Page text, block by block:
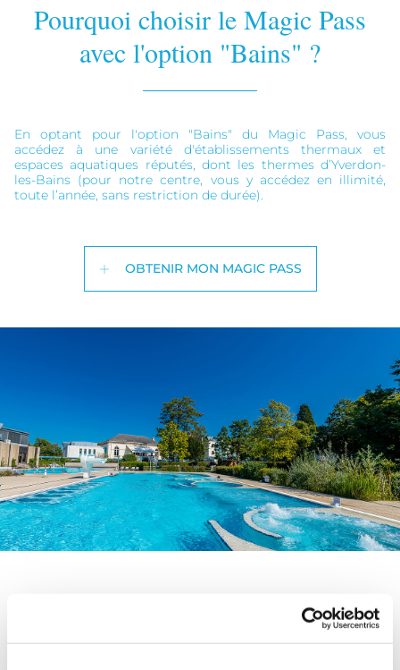
Pourquoi choisir le Magic Pass
avec l'option "Bains" ?
En optant pour l'option "Bains" du Magic Pass, vous
accédez à une variété d'établissements thermaux et
espaces aquatiques réputés, dont les thermes d’Yverdon-
les-Bains (pour notre centre, vous y accédez en illimité,
toute l’année, sans restriction de durée).
OBTENIR MON MAGIC PASS
Comment puis-je obtenir le Magic
Pass ?